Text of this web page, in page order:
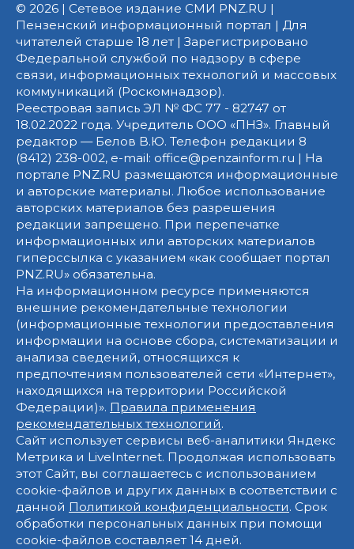
© 2026 | Сетевое издание СМИ PNZ.RU |
Пензенский информационный портал | Для
читателей старше 18 лет | Зарегистрировано
Федеральной службой по надзору в сфере
связи, информационных технологий и массовых
коммуникаций (Роскомнадзор).
Реестровая запись ЭЛ № ФС 77 - 82747 от
18.02.2022 года. Учредитель ООО «ПНЗ». Главный
редактор — Белов В.Ю. Телефон редакции 8
(8412) 238-002, e-mail: office@penzainform.ru | На
портале PNZ.RU размещаются информационные
и авторские материалы. Любое использование
авторских материалов без разрешения
редакции запрещено. При перепечатке
информационных или авторских материалов
гиперссылка с указанием «как сообщает портал
PNZ.RU» обязательна.
На информационном ресурсе применяются
внешние рекомендательные технологии
(информационные технологии предоставления
информации на основе сбора, систематизации и
анализа сведений, относящихся к
предпочтениям пользователей сети «Интернет»,
находящихся на территории Российской
Федерации)». Правила применения
рекомендательных технологий.
Сайт использует сервисы веб-аналитики Яндекс
Метрика и LiveInternet. Продолжая использовать
этот Сайт, вы соглашаетесь с использованием
cookie-файлов и других данных в соответствии с
данной Политикой конфиденциальности. Срок
обработки персональных данных при помощи
cookie-файлов составляет 14 дней.